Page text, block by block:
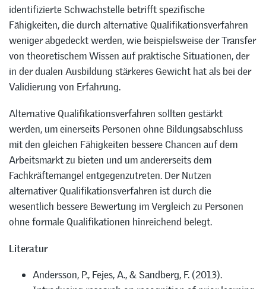
identifizierte Schwachstelle betrifft spezifische
Fähigkeiten, die durch alternative Qualifikationsverfahren
weniger abgedeckt werden, wie beispielsweise der Transfer
von theoretischem Wissen auf praktische Situationen, der
in der dualen Ausbildung stärkeres Gewicht hat als bei der
Validierung von Erfahrung.
Alternative Qualifikationsverfahren sollten gestärkt
werden, um einerseits Personen ohne Bildungsabschluss
mit den gleichen Fähigkeiten bessere Chancen auf dem
Arbeitsmarkt zu bieten und um andererseits dem
Fachkräftemangel entgegenzutreten. Der Nutzen
alternativer Qualifikationsverfahren ist durch die
wesentlich bessere Bewertung im Vergleich zu Personen
ohne formale Qualifikationen hinreichend belegt.
Literatur
Andersson, P., Fejes, A., & Sandberg, F. (2013).